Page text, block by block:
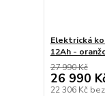
Elektrická
12Ah -
27 990 Kč
26 990
22 306 Kč